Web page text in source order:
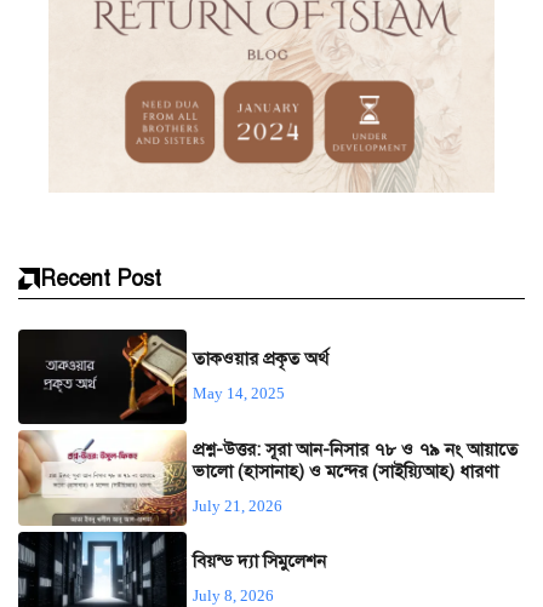
Recent Post
তাকওয়ার প্রকৃত অর্থ
May 14, 2025
প্রশ্ন-উত্তর: সূরা আন-নিসার ৭৮ ও ৭৯ নং আয়াতে
ভালো (হাসানাহ) ও মন্দের (সাইয়্যিআহ) ধারণা
July 21, 2026
বিয়ন্ড দ্যা সিমুলেশন
July 8, 2026